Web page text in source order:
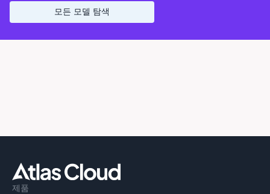
모든 모델 탐색
제품